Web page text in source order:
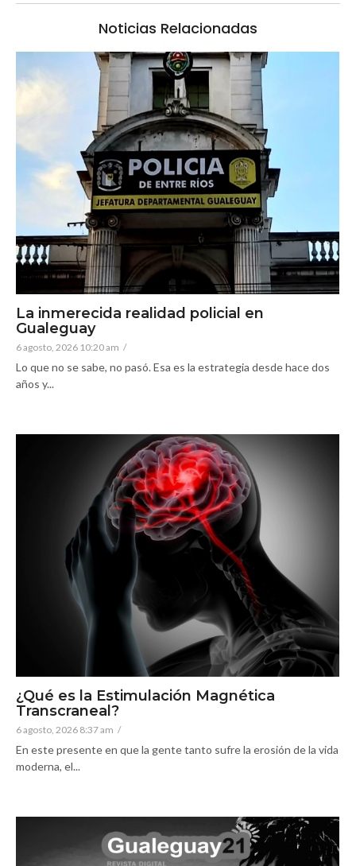
Noticias Relacionadas
La inmerecida realidad policial en
Gualeguay
6 agosto, 2026 10:20 am /
Lo que no se sabe, no pasó. Esa es la estrategia desde hace dos
años y...
¿Qué es la Estimulación Magnética
Transcraneal?
6 agosto, 2026 8:37 am /
En este presente en que la gente tanto sufre la erosión de la vida
moderna, el...